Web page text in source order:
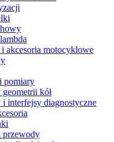
i akcesoria motocyklowe
pomiary
geometrii kół
i interfejsy diagnostyczne
przewody